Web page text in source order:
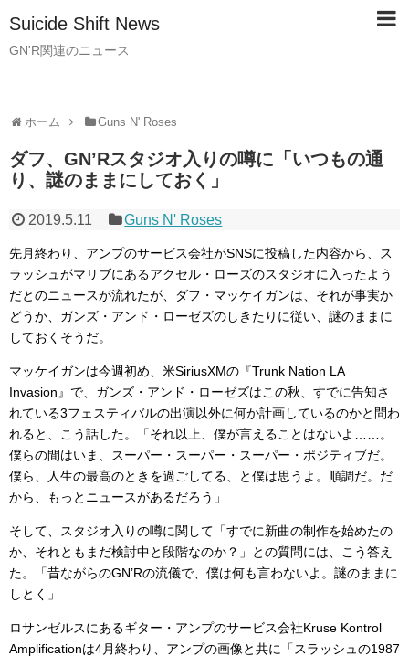
Suicide Shift News
GN'R関連のニュース
ホーム Guns N' Roses
ダフ、GN’Rスタジオ入りの噂に「いつもの通
り、謎のままにしておく」
2019.5.11 Guns N' Roses
先月終わり、アンプのサービス会社がSNSに投稿した内容から、ス
ラッシュがマリブにあるアクセル・ローズのスタジオに入ったよう
だとのニュースが流れたが、ダフ・マッケイガンは、それが事実か
どうか、ガンズ・アンド・ローゼズのしきたりに従い、謎のままに
しておくそうだ。
マッケイガンは今週初め、米SiriusXMの『Trunk Nation LA
Invasion』で、ガンズ・アンド・ローゼズはこの秋、すでに告知さ
れている3フェスティバルの出演以外に何か計画しているのかと問わ
れると、こう話した。「それ以上、僕が言えることはないよ……。
僕らの間はいま、スーパー・スーパー・スーパー・ポジティブだ。
僕ら、人生の最高のときを過ごしてる、と僕は思うよ。順調だ。だ
から、もっとニュースがあるだろう」
そして、スタジオ入りの噂に関して「すでに新曲の制作を始めたの
か、それともまだ検討中と段階なのか？」との質問には、こう答え
た。「昔ながらのGN’Rの流儀で、僕は何も言わないよ。謎のままに
しとく」
ロサンゼルスにあるギター・アンプのサービス会社Kruse Kontrol
Amplificationは4月終わり、アンプの画像と共に「スラッシュの1987